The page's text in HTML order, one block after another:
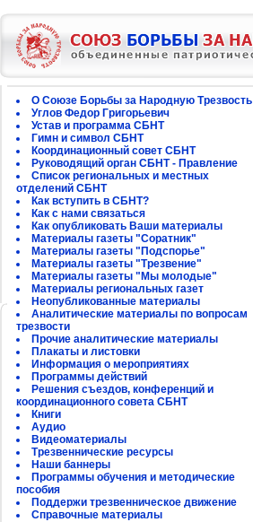
О Союзе Борьбы за Народную Трезвость
Углов Федор Григорьевич
Устав и программа СБНТ
Гимн и символ СБНТ
Координационный совет СБНТ
Руководящий орган СБНТ - Правление
Список региональных и местных
отделений СБНТ
Как вступить в СБНТ?
Как с нами связаться
Как опубликовать Ваши материалы
Материалы газеты "Соратник"
Материалы газеты "Подспорье"
Материалы газеты "Трезвение"
Материалы газеты "Мы молодые"
Материалы региональных газет
Неопубликованные материалы
Аналитические материалы по вопросам
трезвости
Прочие аналитические материалы
Плакаты и листовки
Информация о мероприятиях
Программы действий
Решения съездов, конференций и
координационного совета СБНТ
Книги
Аудио
Видеоматериалы
Трезвеннические ресурсы
Наши баннеры
Программы обучения и методические
пособия
Поддержи трезвенническое движение
Справочные материалы